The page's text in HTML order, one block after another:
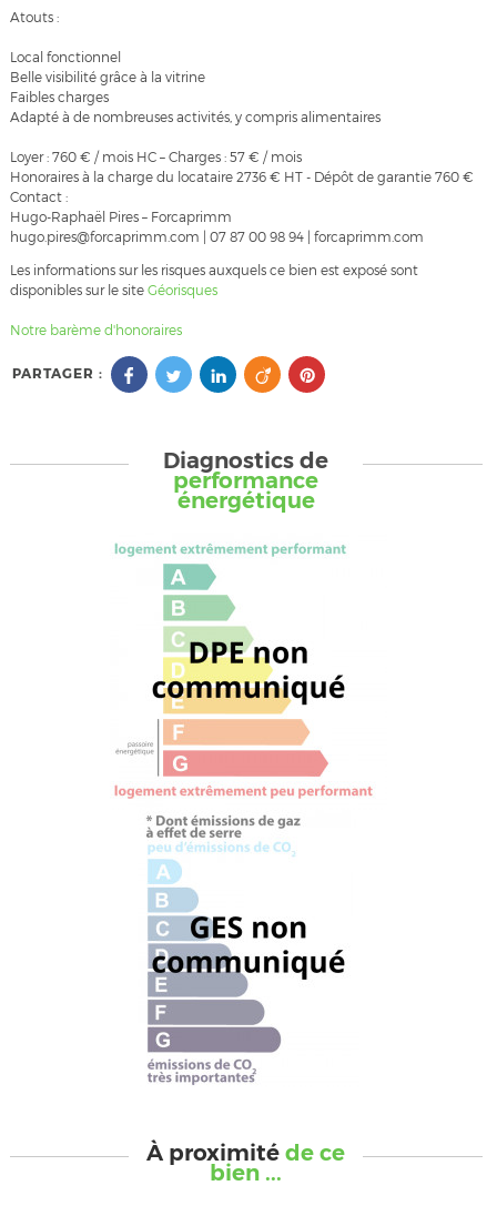
Atouts :
Local fonctionnel
Belle visibilité grâce à la vitrine
Faibles charges
Adapté à de nombreuses activités, y compris alimentaires
Loyer : 760 € / mois HC – Charges : 57 € / mois
Honoraires à la charge du locataire 2736 € HT - Dépôt de garantie 760 €
Contact :
Hugo-Raphaël Pires – Forcaprimm
hugo.pires@forcaprimm.com | 07 87 00 98 94 | forcaprimm.com
Les informations sur les risques auxquels ce bien est exposé sont
disponibles sur le site Géorisques
Notre barème d'honoraires
PARTAGER :
Diagnostics de
performance
énergétique
À proximitéde ce
bien ...